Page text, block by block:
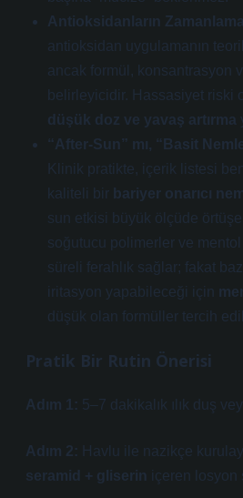
Antioksidanların
antioksidan uygulamanın
ancak formül, konsantrasyon
belirleyicidir. Hassasiyet riski
düşük doz ve yavaş artırma
“After-Sun” mı, “Basit
Klinik pratikte, içerik listesi
kaliteli bir bariyer onarıcı
sun etkisi büyük ölçüde
soğutucu polimerler ve mentol
süreli ferahlık sağlar; fakat
iritasyon yapabileceği için
düşük olan formüller tercih
Pratik Bir Rutin Önerisi
Adım 1: 5–7 dakikalık ılık duş
Adım 2: Havlu ile nazikçe
seramid + gliserin içeren losyon